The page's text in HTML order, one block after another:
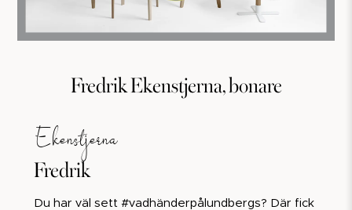
Fredrik Ekenstjerna, bonare
Ekenstjerna
Fredrik
Du har väl sett #vadhänderpålundbergs? Där fick